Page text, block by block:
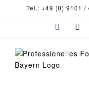
Inhalt
Tel.: +49 (0) 9101 /